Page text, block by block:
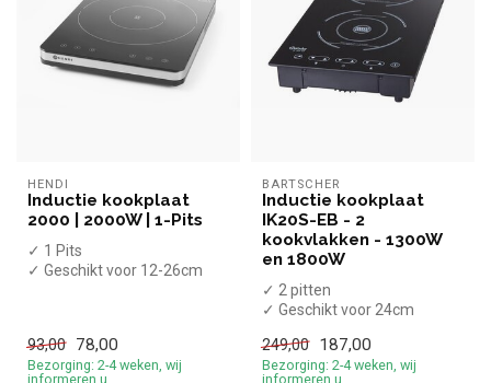
HENDI
Inductie kookplaat
2000 | 2000W | 1-Pits
✓ 1 Pits
✓ Geschikt voor 12-26cm
✓ 230 V...
93,00 78,00
Bezorging: 2-4 weken, wij
informeren u
BARTSCHER
Inductie kookplaat
IK20S-EB - 2
kookvlakken - 1300W
en 1800W
✓ 2 pitten
✓ Geschikt voor 24cm
✓ Tafelmodel
✓ 3 kW
249,00 187,00
Bezorging: 2-4 weken, wij
informeren u